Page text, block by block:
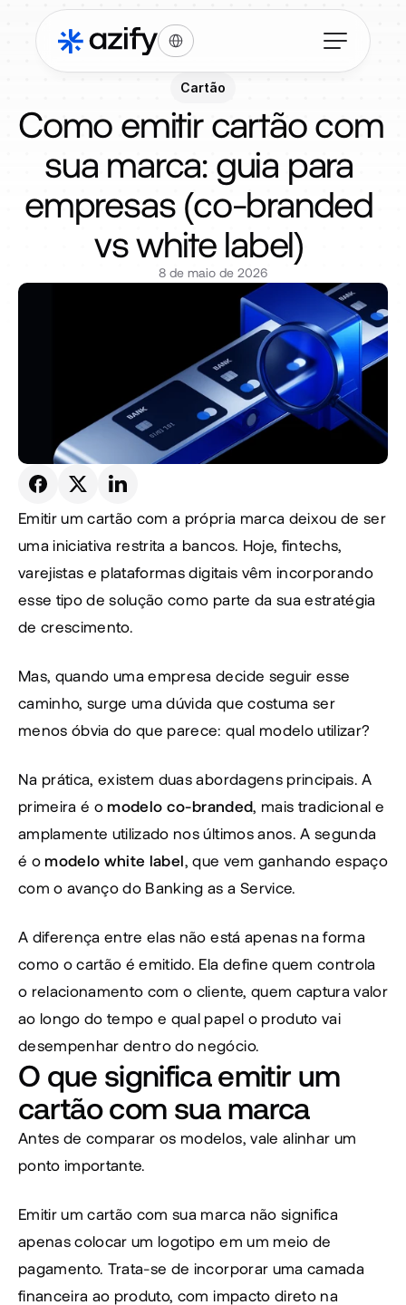
Select Language
Cartão
Como emitir cartão com
sua marca: guia para
empresas (co-branded
vs white label)
8 de maio de 2026
Emitir um cartão com a própria marca deixou de ser
uma iniciativa restrita a bancos. Hoje, fintechs,
varejistas e plataformas digitais vêm incorporando
esse tipo de solução como parte da sua estratégia
de crescimento.
Mas, quando uma empresa decide seguir esse
caminho, surge uma dúvida que costuma ser
menos óbvia do que parece: qual modelo utilizar?
Na prática, existem duas abordagens principais. A
primeira é o modelo co-branded, mais tradicional e
amplamente utilizado nos últimos anos. A segunda
é o modelo white label, que vem ganhando espaço
com o avanço do Banking as a Service.
A diferença entre elas não está apenas na forma
como o cartão é emitido. Ela define quem controla
o relacionamento com o cliente, quem captura valor
ao longo do tempo e qual papel o produto vai
desempenhar dentro do negócio.
O que significa emitir um
cartão com sua marca
Antes de comparar os modelos, vale alinhar um
ponto importante.
Emitir um cartão com sua marca não significa
apenas colocar um logotipo em um meio de
pagamento. Trata-se de incorporar uma camada
financeira ao produto, com impacto direto na